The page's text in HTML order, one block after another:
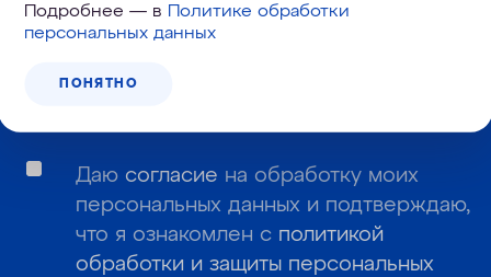
Подробнее — в
Политике обработки
персональных данных
ПОНЯТНО
Узнайте первым о новинках и новостях:
Даю согласие на обработку моих
персональных данных и подтверждаю,
что я ознакомлен с политикой
обработки и защиты персональных